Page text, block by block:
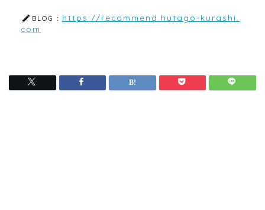
BLOG： https://recommend.hutago-kurashi.
com